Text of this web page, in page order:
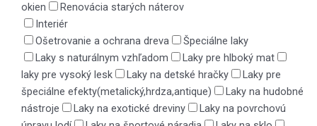
okien
Renovácia starých náterov
Interiér
Ošetrovanie a ochrana dreva
Špeciálne laky
Laky s naturálnym vzhľadom
Laky pre hlboký mat
laky pre vysoký lesk
Laky na detské hračky
Laky pre
špeciálne efekty(metalický,hrdza,antique)
Laky na hudobné
nástroje
Laky na exotické dreviny
Laky na povrchovú